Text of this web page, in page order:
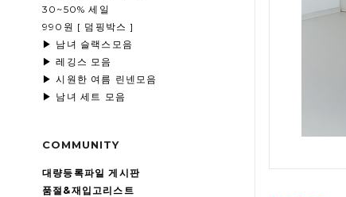
30~50% 세일
990원 [ 덤핑박스 ]
▶ 남녀 슬랙스모음
▶ 레깅스 모음
▶ 시원한 여름 린넨모음
▶ 남녀 세트 모음
COMMUNITY
대량등록파일 게시판
품절&재입고리스트